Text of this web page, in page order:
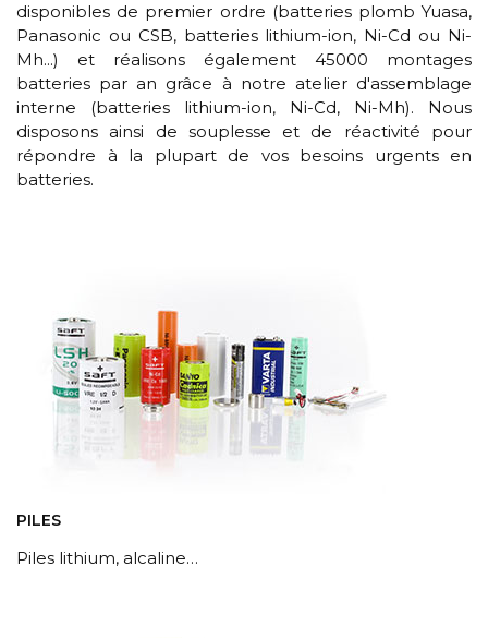
disponibles de premier ordre (batteries plomb Yuasa,
Panasonic ou CSB, batteries lithium-ion, Ni-Cd ou Ni-
Mh...) et réalisons également 45000 montages
batteries par an grâce à notre atelier d'assemblage
interne (batteries lithium-ion, Ni-Cd, Ni-Mh). Nous
disposons ainsi de souplesse et de réactivité pour
répondre à la plupart de vos besoins urgents en
batteries.
PILES
Piles lithium, alcaline…